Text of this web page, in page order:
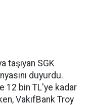
taşıyan SGK
duyurdu.
12 bin TL'ye kadar
VakıfBank Troy